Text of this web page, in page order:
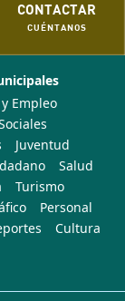
CONTACTAR
CUÉNTANOS
Empleo
Juventud
Salud
Turismo
Personal
Cultura